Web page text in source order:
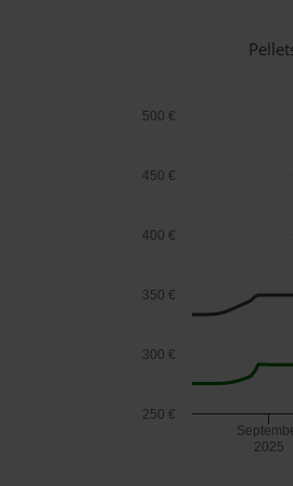
2025
250 €
300 €
350 €
400 €
450 €
500 €